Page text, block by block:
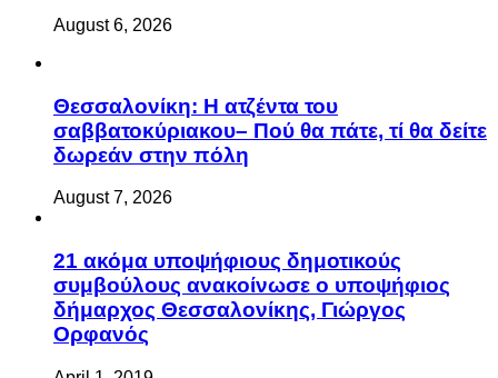
August 6, 2026
Θεσσαλονίκη: Η ατζέντα του
σαββατοκύριακου– Πού θα πάτε, τί θα δείτε
δωρεάν στην πόλη
August 7, 2026
21 ακόμα υποψήφιους δημοτικούς
συμβούλους ανακοίνωσε ο υποψήφιος
δήμαρχος Θεσσαλονίκης, Γιώργος
Ορφανός